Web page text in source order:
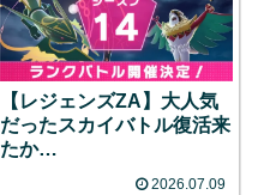
【レジェンズZA】大人気
だったスカイバトル復活来
たか…
2026.07.09